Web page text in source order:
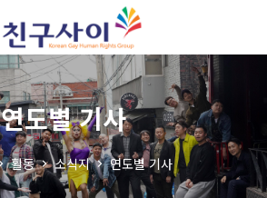
연도별 기사
활동 소식지 연도별 기사